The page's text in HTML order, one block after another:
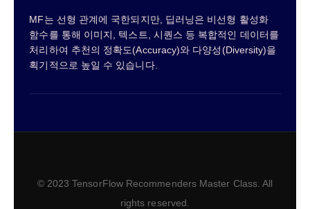
MF는 선형 관계에 국한되지만, 딥러닝은 비선형 활성화
함수를 통해 이미지, 텍스트, 시퀀스 등 복합적인 데이터를
처리하여 추천의 정확도(Accuracy)와 다양성(Diversity)을
획기적으로 높일 수 있습니다.
© 2023 TensorFlow Recommenders Master Class. All
rights reserved.